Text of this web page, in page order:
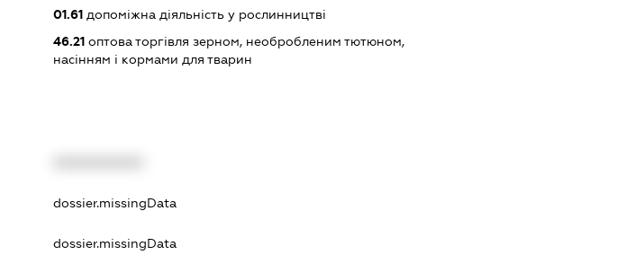
01.61 допоміжна діяльність у рослинництві
46.21 оптова торгівля зерном, необробленим тютюном,
насінням і кормами для тварин
dossier.missingData
dossier.missingData